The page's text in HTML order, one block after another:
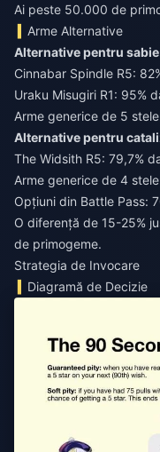
Ai peste 50.000 de
Arme Alternative
Alternative pentru
Cinnabar Spindle R5:
Uraku Misugiri R1: 95%
Arme generice de 5
Alternative pentru
The Widsith R5: 79,7%
Arme generice de 4
Opțiuni din Battle Pass:
O diferență de 15-25%
de primogeme.
Strategia de Invocare
Diagramă de Decizie